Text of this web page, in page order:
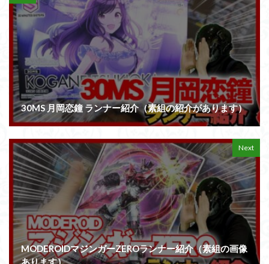
30MS 月岡恋鐘 ランナー紹介（素組の紹介があります）
Next
MODEROIDマジンガーZEROランナー紹介（素組の画像
あります）